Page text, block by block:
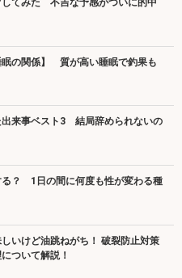
してみた 不吉な予感がついに的中
眠の関係】 質が高い睡眠で釣果も
出来事ベスト3 結局辞められないの
る？ 1日の間に何度も性が変わる種
いけど油跳ねがち！ 破裂防止対策
ついて解説！